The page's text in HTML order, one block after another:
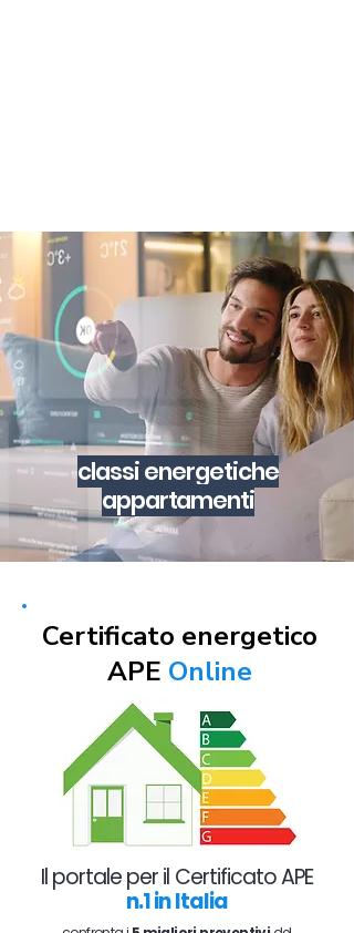
classi energetiche
appartamenti
Certificato energetico
APE Online
Il portale per il Certificato APE
n.1 in Italia